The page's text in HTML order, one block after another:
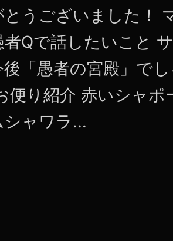
とうございました！
Qで話したいこと
後「愚者の宮殿」で
便り紹介 赤いシャ
ャワラ...